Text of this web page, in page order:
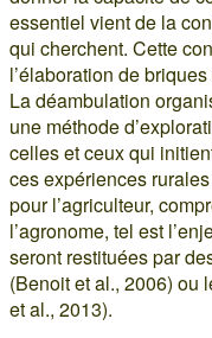
essentiel vient de la
qui cherchent. Cette
l’élaboration de
La déambulation
une méthode
celles et ceux qui
ces expériences
pour l’agriculteur,
l’agronome, tel est
seront restituées par
(Benoit et al., 2006) ou
et al., 2013).